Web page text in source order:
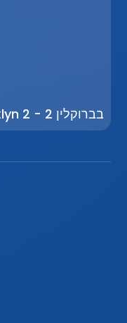
בברוקלין 2 - Brooklyn 2